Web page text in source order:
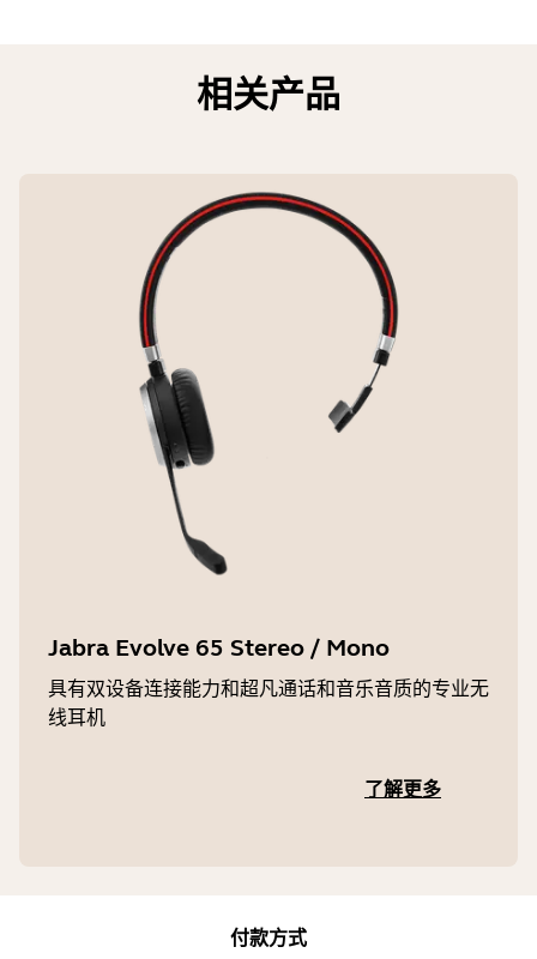
相关产品
Jabra Evolve 65 Stereo / Mono
具有双设备连接能力和超凡通话和音乐音质的专业无
线耳机
了解更多
付款方式